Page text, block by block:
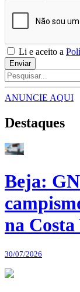
Li e aceito a
Enviar
ANUNCIE AQUI
Destaques
Beja:
na
30/07/2026